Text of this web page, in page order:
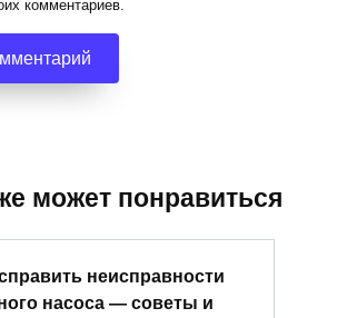
комментариев.
может понравиться
неисправности
насоса — советы и